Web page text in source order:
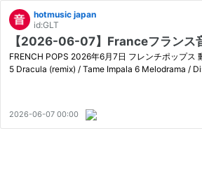
hotmusic japan
id:GLT
FRENCH POPS 2026年6月7日 フレンチポップ
5 Dracula (remix) / Tame Impala 6 Melodrama /
2026-06-07 00:00